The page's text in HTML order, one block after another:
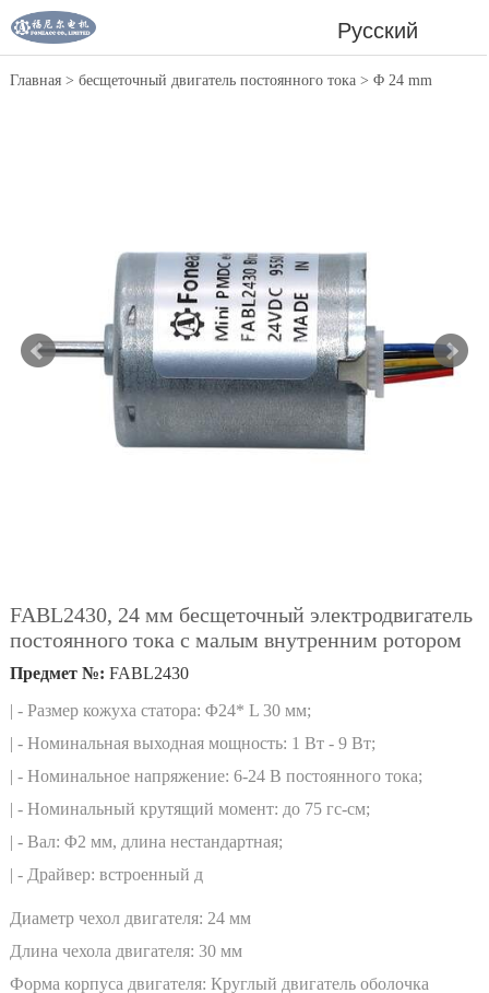
Русский
Главная> бесщеточный двигатель постоянного тока> Φ 24 mm
FABL2430, 24 мм бесщеточный электродвигатель
постоянного тока с малым внутренним ротором
Предмет №: FABL2430
| - Размер кожуха статора: Φ24* L 30 мм;
| - Номинальная выходная мощность: 1 Вт - 9 Вт;
| - Номинальное напряжение: 6-24 В постоянного тока;
| - Номинальный крутящий момент: до 75 гс-см;
| - Вал: Φ2 мм, длина нестандартная;
| - Драйвер: встроенный д
Диаметр чехол двигателя: 24 мм
Длина чехола двигателя: 30 мм
Форма корпуса двигателя: Круглый двигатель оболочка